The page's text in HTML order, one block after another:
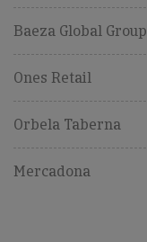
Baeza Global Group
Ones Retail
Orbela Taberna
Mercadona